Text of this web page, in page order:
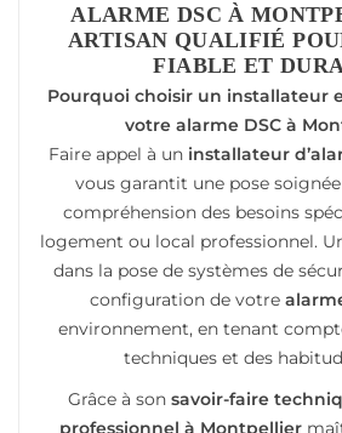
ALARME DSC À
ARTISAN QUALIFIÉ
FIABLE ET
Pourquoi choisir un installateur
votre alarme DSC à
Faire appel à un installateur
vous garantit une pose
compréhension des besoins
logement ou local professionnel.
dans la pose de systèmes de
configuration de votre
environnement, en tenant
techniques et des
Grâce à son savoir-faire
professionnel à Montpellier